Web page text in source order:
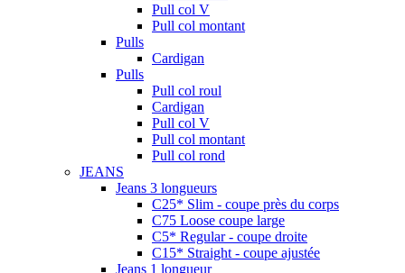
Pull col V
Pull col montant
Pulls
Cardigan
Pulls
Pull col roul
Cardigan
Pull col V
Pull col montant
Pull col rond
JEANS
Jeans 3 longueurs
C25* Slim - coupe près du corps
C75 Loose coupe large
C5* Regular - coupe droite
C15* Straight - coupe ajustée
Jeans 1 longueur